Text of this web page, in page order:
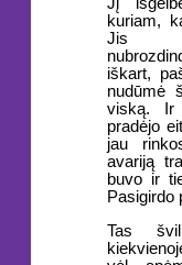
kuriam,
Jis
iškart,
nudūmė
viską. Ir
pradėjo
jau
avariją
buvo ir
Pasigirdo
Tas